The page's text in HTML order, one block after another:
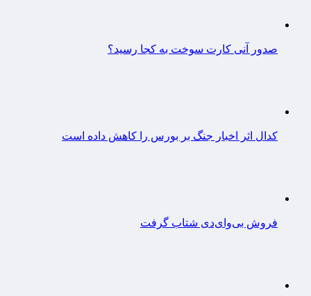
صدور آنی کارت سوخت به کجا رسید؟
کدال اثر اخبار جنگ بر بورس را کاهش داده است
فروش بی‌وای‌دی شتاب گرفت